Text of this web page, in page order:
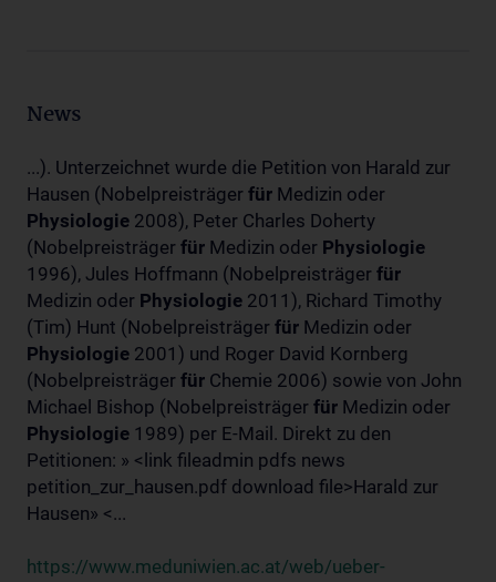
News
...). Unterzeichnet wurde die Petition von Harald zur
Hausen (Nobelpreisträger für Medizin oder
Physiologie 2008), Peter Charles Doherty
(Nobelpreisträger für Medizin oder Physiologie
1996), Jules Hoffmann (Nobelpreisträger für
Medizin oder Physiologie 2011), Richard Timothy
(Tim) Hunt (Nobelpreisträger für Medizin oder
Physiologie 2001) und Roger David Kornberg
(Nobelpreisträger für Chemie 2006) sowie von John
Michael Bishop (Nobelpreisträger für Medizin oder
Physiologie 1989) per E-Mail. Direkt zu den
Petitionen: » <link fileadmin pdfs news
petition_zur_hausen.pdf download file>Harald zur
Hausen» <...
https://www.meduniwien.ac.at/web/ueber-